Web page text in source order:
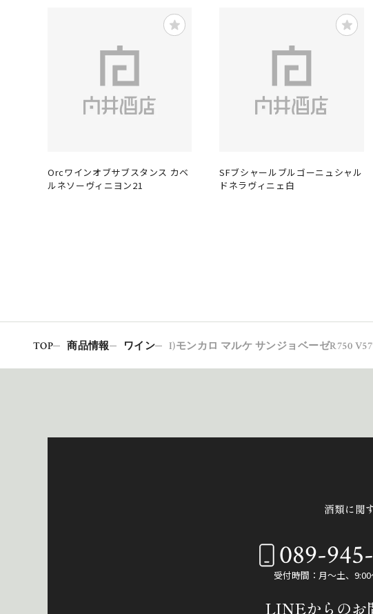
Orcワインオブサブスタンス カベ
ルネソーヴィニヨン21
SFブシャールブルゴーニュシャル
ドネラヴィニェ白
TOP 商品情報 ワイン I)モンカロ マルケ サンジョベーゼR750
酒類に関
089-
受付時間：月～土、
LINEからのお